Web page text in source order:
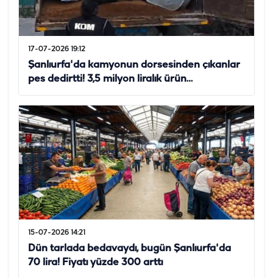
17-07-2026 19:12
Şanlıurfa'da kamyonun dorsesinden çıkanlar
pes dedirtti! 3,5 milyon liralık ürün…
15-07-2026 14:21
Dün tarlada bedavaydı, bugün Şanlıurfa'da
70 lira! Fiyatı yüzde 300 arttı